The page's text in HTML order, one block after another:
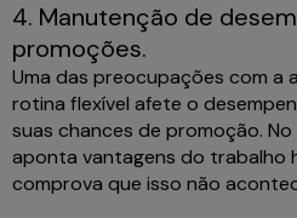
4. Manutenção de
promoções.
Uma das preocupações com a
rotina flexível afete o
suas chances de promoção.
aponta vantagens do trabalho
comprova que isso não